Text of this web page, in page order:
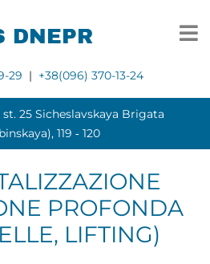
DNEPR
29 | +38(096) 370-13-24
25 Sicheslavskaya Brigata
119 ‑ 120
PROFONDA
LIFTING)